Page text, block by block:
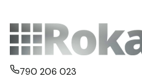
790 206 023